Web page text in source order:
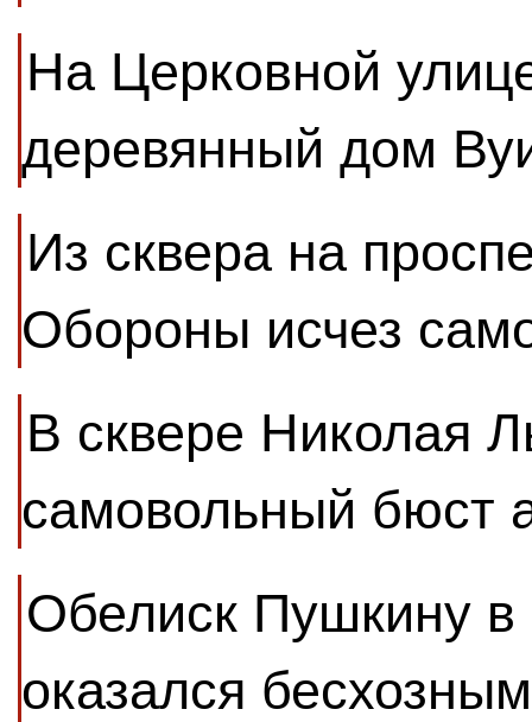
На Церковной
деревянный дом
Из сквера на
Обороны исчез
В сквере Николая
самовольный бюст
Обелиск Пушкину
оказался бесхозным